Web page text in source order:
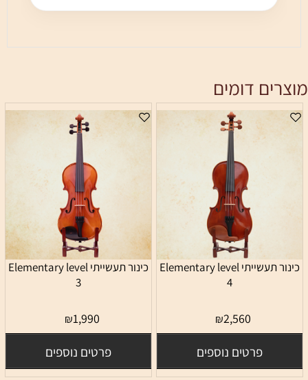
מוצרים דומים
כינור תעשייתי Elementary level
4
₪2,560
פרטים נוספים
כינור תעשייתי Elementary level
3
₪1,990
פרטים נוספים